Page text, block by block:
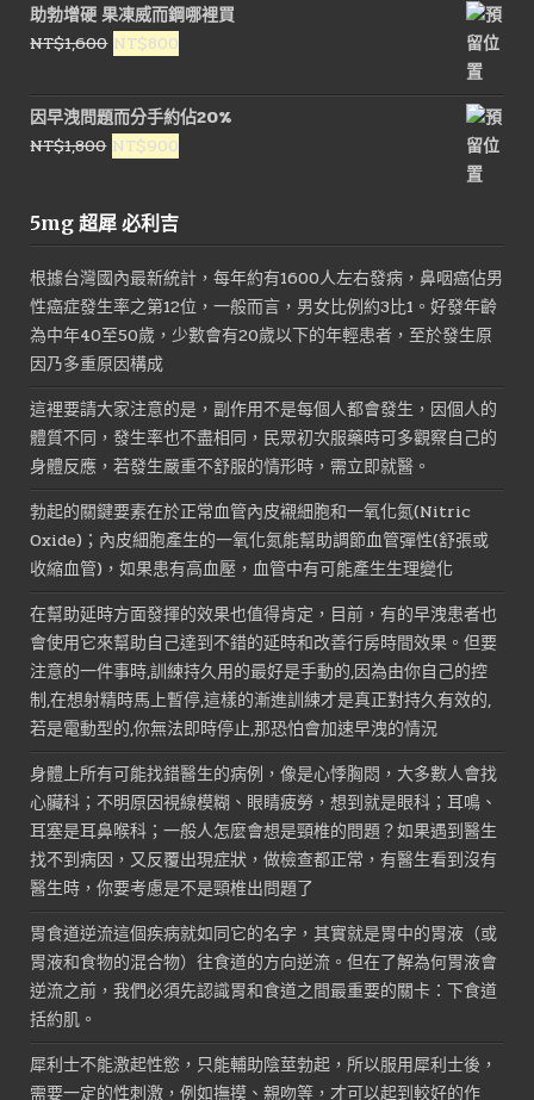
助勃增硬 果凍威而鋼哪裡買
NT$1,600 原
價
格：
NT$1,600。
NT$800
價
格：
NT$800。
因早洩問題而分手約佔20%
NT$1,800 原
格：
NT$900
5mg 超犀 必利吉
根據台灣國內最新統計，每年約有1600人左右發病，鼻咽癌佔男
性癌症發生率之第12位，一般而言，男女比例約3比1。好發年齡
為中年40至50歲，少數會有20歲以下的年輕患者，至於發生原
因乃多重原因構成
這裡要請大家注意的是，副作用不是每個人都會發生，因個人的
體質不同，發生率也不盡相同，民眾初次服藥時可多觀察自己的
身體反應，若發生嚴重不舒服的情形時，需立即就醫。
勃起的關鍵要素在於正常血管內皮襯細胞和一氧化氮(Nitric
Oxide)；內皮細胞產生的一氧化氮能幫助調節血管彈性(舒張或
收縮血管)，如果患有高血壓，血管中有可能產生生理變化
在幫助延時方面發揮的效果也值得肯定，目前，有的早洩患者也
會使用它來幫助自己達到不錯的延時和改善行房時間效果。但要
注意的一件事時,訓練持久用的最好是手動的,因為由你自己的控
制,在想射精時馬上暫停,這樣的漸進訓練才是真正對持久有效的,
若是電動型的,你無法即時停止,那恐怕會加速早洩的情況
身體上所有可能找錯醫生的病例，像是心悸胸悶，大多數人會找
心臟科；不明原因視線模糊、眼睛疲勞，想到就是眼科；耳鳴、
耳塞是耳鼻喉科；一般人怎麼會想是頸椎的問題？如果遇到醫生
找不到病因，又反覆出現症狀，做檢查都正常，有醫生看到沒有
醫生時，你要考慮是不是頸椎出問題了
胃食道逆流這個疾病就如同它的名字，其實就是胃中的胃液（或
胃液和食物的混合物）往食道的方向逆流。但在了解為何胃液會
逆流之前，我們必須先認識胃和食道之間最重要的關卡：下食道
括約肌。
犀利士不能激起性慾，只能輔助陰莖勃起，所以服用犀利士後，
需要一定的性刺激，例如撫摸、親吻等，才可以起到較好的作